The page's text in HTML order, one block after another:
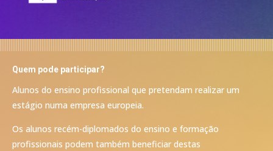
Quem pode participar?
Alunos do ensino profissional que pretendam realizar um
estágio numa empresa europeia.
Os alunos recém-diplomados do ensino e formação
profissionais podem também beneficiar destas